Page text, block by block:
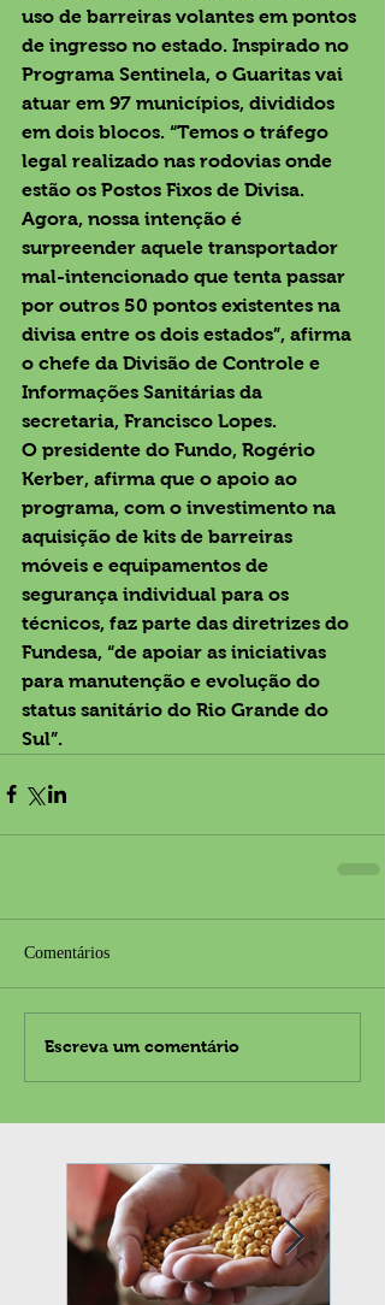
uso de barreiras volantes em pontos
de ingresso no estado. Inspirado no
Programa Sentinela, o Guaritas vai
atuar em 97 municípios, divididos
em dois blocos. “Temos o tráfego
legal realizado nas rodovias onde
estão os Postos Fixos de Divisa.
Agora, nossa intenção é
surpreender aquele transportador
mal-intencionado que tenta passar
por outros 50 pontos existentes na
divisa entre os dois estados”, afirma
o chefe da Divisão de Controle e
Informações Sanitárias da
secretaria, Francisco Lopes.
O presidente do Fundo, Rogério
Kerber, afirma que o apoio ao
programa, com o investimento na
aquisição de kits de barreiras
móveis e equipamentos de
segurança individual para os
técnicos, faz parte das diretrizes do
Fundesa, “de apoiar as iniciativas
para manutenção e evolução do
status sanitário do Rio Grande do
Sul”.
Comentários
Escreva um comentário